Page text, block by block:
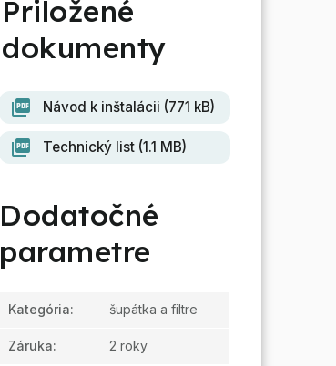
Návod k inštalácii (771 kB)
Technický list (1.1 MB)
Dodatočné
parametre
Kategória: šupátka a filtre
Záruka: 2 roky